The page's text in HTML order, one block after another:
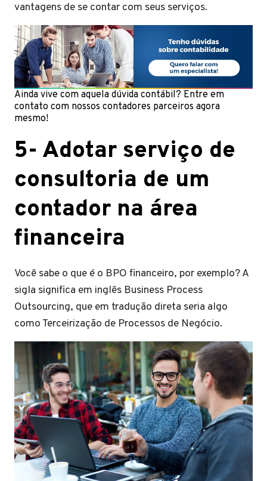
vantagens de se contar com seus serviços.
Ainda vive com aquela dúvida contábil? Entre em
contato com nossos contadores parceiros agora
mesmo!
5- Adotar serviço de
consultoria de um
contador na área
financeira
Você sabe o que é o BPO financeiro, por exemplo? A
sigla significa em inglês Business Process
Outsourcing, que em tradução direta seria algo
como Terceirização de Processos de Negócio.